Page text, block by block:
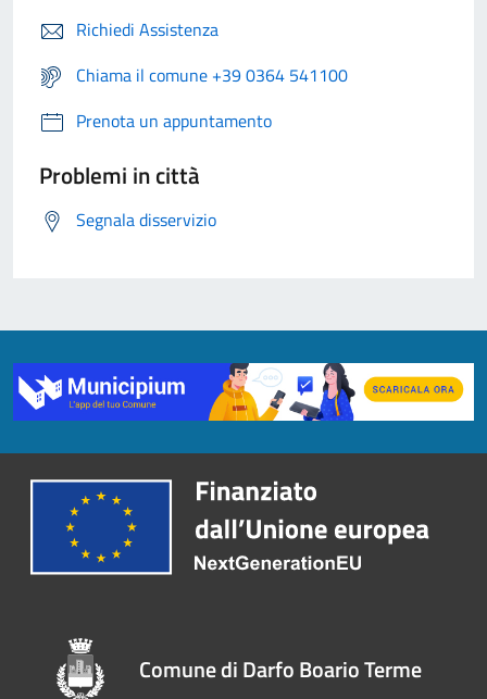
Richiedi Assistenza
Chiama il comune +39 0364 541100
Prenota un appuntamento
Problemi in città
Segnala disservizio
Comune di Darfo Boario Terme